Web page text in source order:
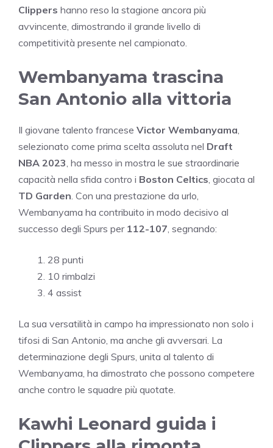
Clippers hanno reso la stagione ancora più
avvincente, dimostrando il grande livello di
competitività presente nel campionato.
Wembanyama trascina
San Antonio alla vittoria
Il giovane talento francese Victor Wembanyama
selezionato come prima scelta assoluta nel Draft
NBA 2023 , ha messo in mostra le sue straordinarie
capacità nella sfida contro i Boston Celtics , giocata al
TD Garden . Con una prestazione da urlo,
Wembanyama ha contribuito in modo decisivo al
successo degli Spurs per 112-107 , segnando:
28 punti
10 rimbalzi
4 assist
La sua versatilità in campo ha impressionato non solo i
tifosi di San Antonio, ma anche gli avversari. La
determinazione degli Spurs, unita al talento di
Wembanyama, ha dimostrato che possono competere
anche contro le squadre più quotate.
Kawhi Leonard guida i